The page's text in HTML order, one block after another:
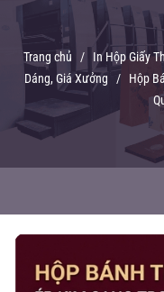
Trang chủ /
In Hộp Giấy
Dáng, Giá Xưởng
/
Hộp